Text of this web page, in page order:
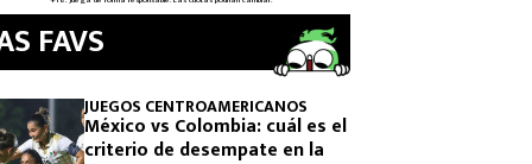
FAVS
JUEGOS CENTROAMERICANOS
México vs Colombia: cuál es el
criterio de desempate en la